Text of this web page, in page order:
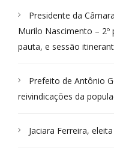
Presidente da
Murilo Nascimento –
pauta, e sessão
Prefeito de Antônio
reivindicações da
Jaciara Ferreira,